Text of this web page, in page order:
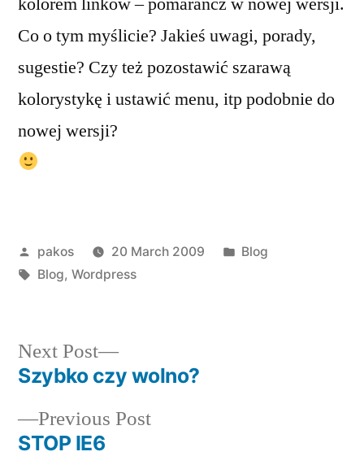
Co o tym myślicie? Jakieś uwagi, porady,
sugestie? Czy też pozostawić szarawą
kolorystykę i ustawić menu, itp podobnie do
nowej wersji?
Posted
by
pakos 20 March 2009
Posted
Blog
Tags:
Blog, Wordpress
Post
navigation
Previous PostPrevious
STOP IE6
Next Post
Next
post:
Szybko czy wolno?